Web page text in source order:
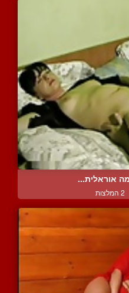
אוראלית...
2 המלצות